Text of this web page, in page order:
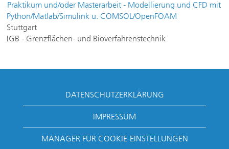
Praktikum und/oder Masterarbeit - Modellierung und CFD mit
Python/Matlab/Simulink u. COMSOL/OpenFOAM
Stuttgart
IGB - Grenzflächen- und Bioverfahrenstechnik
DATENSCHUTZERKLÄRUNG
IMPRESSUM
MANAGER FÜR COOKIE-EINSTELLUNGEN